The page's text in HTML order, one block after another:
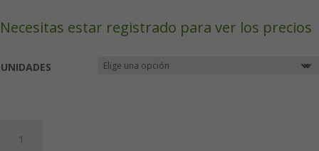
Necesitas estar registrado para ver los precios
UNIDADES
'Flower'